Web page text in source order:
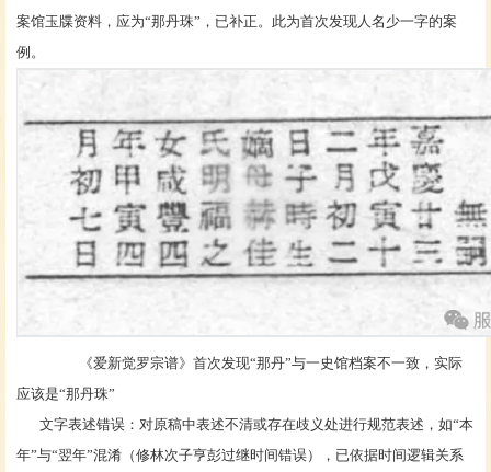
案馆玉牒资料，应为“那丹珠”，已补正。此为首次发现人名少一字的案
例。
《爱新觉罗宗谱》首次发现“那丹”与一史馆档案不一致，实际
应该是“那丹珠”
文字表述错误：对原稿中表述不清或存在歧义处进行规范表述，如“本
年”与“翌年”混淆（修林次子亨彭过继时间错误），已依据时间逻辑关系